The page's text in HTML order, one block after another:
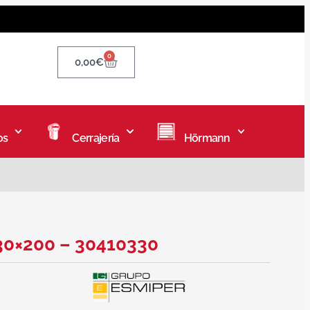
0,00€ 0
Cerrajería Hörmann
– 30410330